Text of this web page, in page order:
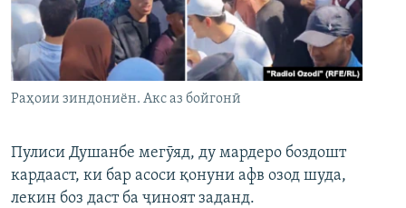
Раҳоии зиндониён. Акс аз бойгонӣ
Пулиси Душанбе мегӯяд, ду мардеро боздошт
кардааст, ки бар асоси қонуни афв озод шуда,
лекин боз даст ба ҷиноят заданд.